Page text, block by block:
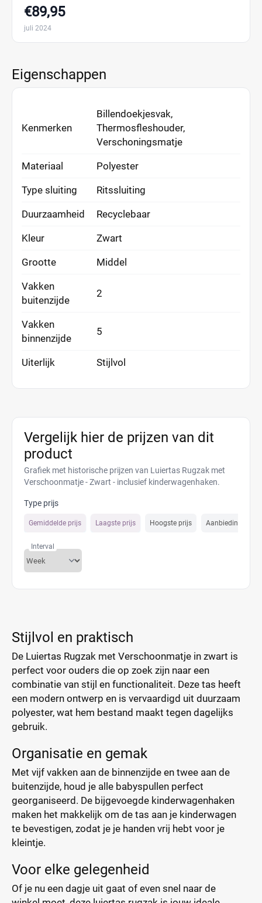
€89,95
juli 2024
Eigenschappen
Kenmerken
Billendoekjesvak,
Thermosfleshouder,
Verschoningsmatje
Materiaal Polyester
Type sluiting Ritssluiting
Duurzaamheid Recyclebaar
Kleur Zwart
Grootte Middel
Vakken
buitenzijde
2
Vakken
binnenzijde
5
Uiterlijk Stijlvol
Vergelijk hier de prijzen van dit
product
Grafiek met historische prijzen van Luiertas Rugzak met
Verschoonmatje - Zwart - inclusief kinderwagenhaken.
Type prijs
Gemiddelde prijs Laagste prijs Hoogste prijs Aanbiedings prijs
Interval
Stijlvol en praktisch
De Luiertas Rugzak met Verschoonmatje in zwart is
perfect voor ouders die op zoek zijn naar een
combinatie van stijl en functionaliteit. Deze tas heeft
een modern ontwerp en is vervaardigd uit duurzaam
polyester, wat hem bestand maakt tegen dagelijks
gebruik.
Organisatie en gemak
Met vijf vakken aan de binnenzijde en twee aan de
buitenzijde, houd je alle babyspullen perfect
georganiseerd. De bijgevoegde kinderwagenhaken
maken het makkelijk om de tas aan je kinderwagen
te bevestigen, zodat je je handen vrij hebt voor je
kleintje.
Voor elke gelegenheid
Of je nu een dagje uit gaat of even snel naar de